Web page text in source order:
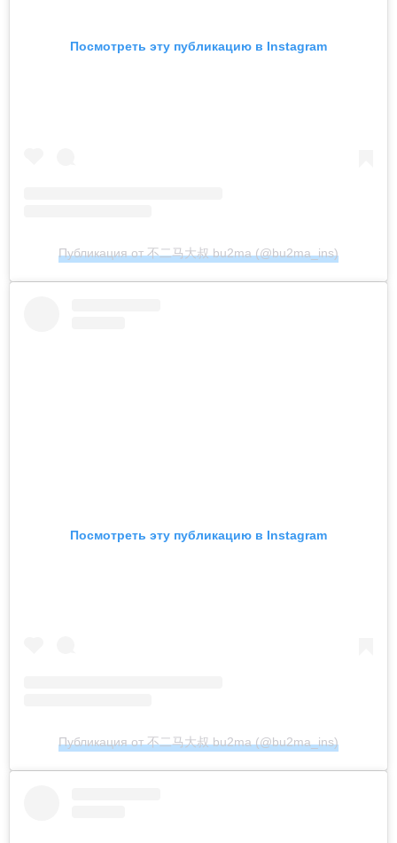
Посмотреть эту публикацию в Instagram
Публикация от 不二马大叔 bu2ma (@bu2ma_ins)
Посмотреть эту публикацию в Instagram
Публикация от 不二马大叔 bu2ma (@bu2ma_ins)